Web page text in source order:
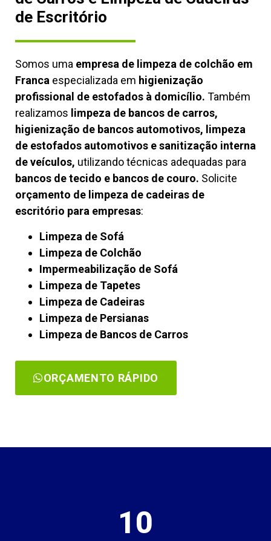
de Escritório
Somos uma empresa de limpeza de colchão em
Franca especializada em higienização
profissional de estofados à domicílio. Também
realizamos limpeza de bancos de carros,
higienização de bancos automotivos, limpeza
de estofados automotivos e sanitização interna
de veículos, utilizando técnicas adequadas para
bancos de tecido e bancos de couro. Solicite
orçamento de limpeza de cadeiras de
escritório para empresas:
Limpeza de Sofá
Limpeza de Colchão
Impermeabilização de Sofá
Limpeza de Tapetes
Limpeza de Cadeiras
Limpeza de Persianas
Limpeza de Bancos de Carros
ORÇAMENTO RÁPIDO
10